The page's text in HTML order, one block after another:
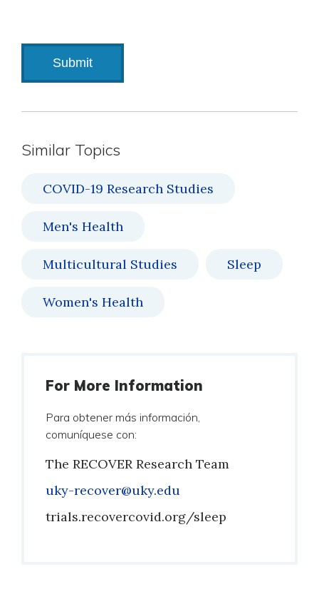
Similar Topics
COVID-19 Research Studies
Men's Health
Multicultural Studies Sleep
Women's Health
For More Information
Para obtener más información,
comuníquese con:
The RECOVER Research Team
Email
uky-recover@uky.edu
Phone
trials.recovercovid.org/sleep